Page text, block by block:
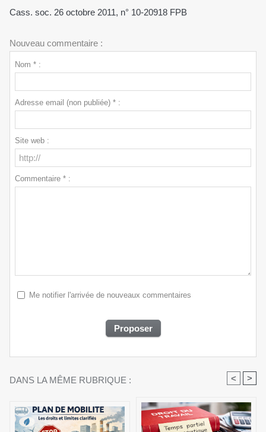
Cass. soc. 26 octobre 2011, n° 10-20918 FPB
Nouveau commentaire :
Nom * :
Adresse email (non publiée) * :
Site web :
Commentaire * :
Me notifier l'arrivée de nouveaux commentaires
DANS LA MÊME RUBRIQUE : < >